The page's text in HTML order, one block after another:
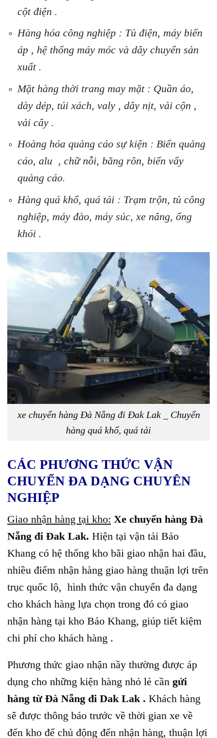
cột điện .
Hàng hóa công nghiệp : Tủ điện, máy biến
áp , hệ thống máy móc và dây chuyển sản
xuất .
Mặt hàng thời trang may mặt : Quần áo,
dày dép, túi xách, valy , dây nịt, vải cộn ,
vải cây .
Hoàng hóa quảng cáo sự kiện : Biển quảng
cáo, alu , chữ nỗi, băng rôn, biển vẩy
quảng cáo.
Hàng quá khổ, quá tải : Trạm trộn, tủ công
nghiệp, máy đào, máy súc, xe nâng, ống
khói .
xe chuyển hàng Đà Nẵng đi Đak Lak _ Chuyển
hàng quá khổ, quá tải
CÁC PHƯƠNG THỨC VẬN
CHUYỂN ĐA DẠNG CHUYÊN
NGHIỆP
Giao nhận hàng tại kho: Xe chuyển hàng Đà
Nẵng đi Đak Lak. Hiện tại vận tải Bảo
Khang có hệ thống kho bãi giao nhận hai đầu,
nhiều điểm nhận hàng giao hàng thuận lợi trên
trục quốc lộ, hình thức vận chuyển đa dạng
cho khách hàng lựa chọn trong đó có giao
nhận hàng tại kho Bảo Khang, giúp tiết kiệm
chi phí cho khách hàng .
Phương thức giao nhận nầy thường được áp
dụng cho những kiện hàng nhỏ lẻ cần gửi
hàng từ Đà Nẵng đi Dak Lak . Khách hàng
sẽ được thông báo trước về thời gian xe về
đến kho để chủ động đến nhận hàng, thuận lợi